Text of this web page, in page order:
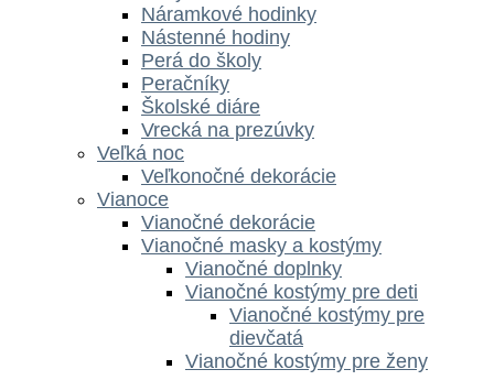
Náramkové hodinky
Nástenné hodiny
Perá do školy
Peračníky
Školské diáre
Vrecká na prezúvky
Veľká noc
Veľkonočné dekorácie
Vianoce
Vianočné dekorácie
Vianočné masky a kostýmy
Vianočné doplnky
Vianočné kostýmy pre deti
Vianočné kostýmy pre
dievčatá
Vianočné kostýmy pre ženy